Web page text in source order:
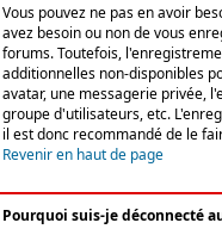
Vous pouvez ne pas en avoir
avez besoin ou non de vous
forums. Toutefois,
additionnelles non-disponibles
avatar, une messagerie privée,
groupe d'utilisateurs, etc.
il est donc recommandé de le
Revenir en haut de page
Pourquoi suis-je déconnecté